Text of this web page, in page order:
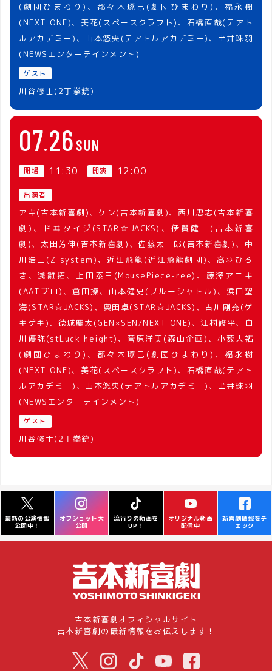
(劇団ひまわり)、都々木琢己(劇団ひまわり)、福永樹
(NEXT ONE)、美花(スペースクラフト)、石橋直哉(テアト
ルアカデミー)、山本悠央(テアトルアカデミー)、𡈽井珠羽
(NEWSエンターテインメント)
ゲスト
川谷修士(2丁拳銃)
0726 SUN
開場 11:30 開演 12:00
出演者
アキ(吉本新喜劇)、ケン(吉本新喜劇)、西川忠志(吉本新喜
劇)、ドヰタイジ(STAR☆JACKS)、伊賀健二(吉本新喜
劇)、太田芳伸(吉本新喜劇)、佐藤太一郎(吉本新喜劇)、中
川浩三(Z system)、近江飛龍(近江飛龍劇団)、高羽ひろ
き、浅雛拓、上田泰三(MousePiece-ree)、藤澤アニキ
(AATプロ)、倉田操、山本健史(ブルーシャトル)、浜口望
海(STAR☆JACKS)、奥田卓(STAR☆JACKS)、古川剛充(ゲ
キゲキ)、徳城慶太(GEN×SEN/NEXT ONE)、江村修平、白
川優弥(stLuck height)、菅原洋美(森山企画)、小薮大祐
(劇団ひまわり)、都々木琢己(劇団ひまわり)、福永樹
(NEXT ONE)、美花(スペースクラフト)、石橋直哉(テアト
ルアカデミー)、山本悠央(テアトルアカデミー)、𡈽井珠羽
(NEWSエンターテインメント)
ゲスト
川谷修士(2丁拳銃)
最新の公演情報
公開中！
オフショット大
公開
流行りの動画を
UP！
オリジナル動画
配信中
新喜劇情報をチ
ェック
吉本新喜劇オフィシャルサイト
吉本新喜劇の最新情報をお伝えします！